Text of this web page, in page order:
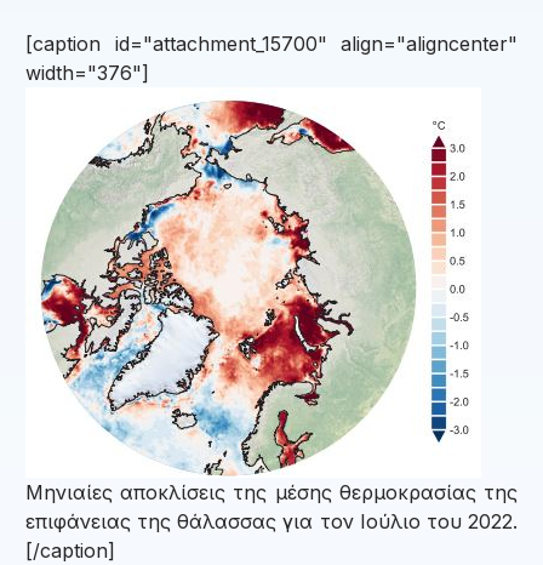
[caption id="attachment_15700" align="aligncenter"
width="376"]
Μηνιαίες αποκλίσεις της μέσης θερμοκρασίας της
επιφάνειας της θάλασσας για τον Ιούλιο του 2022.
[/caption]